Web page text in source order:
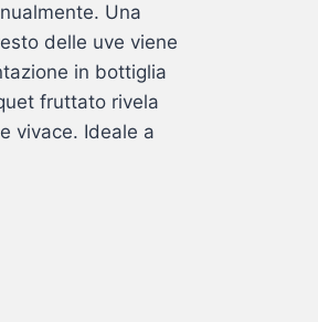
Una
delle uve viene
in bottiglia
fruttato rivela
vivace. Ideale a